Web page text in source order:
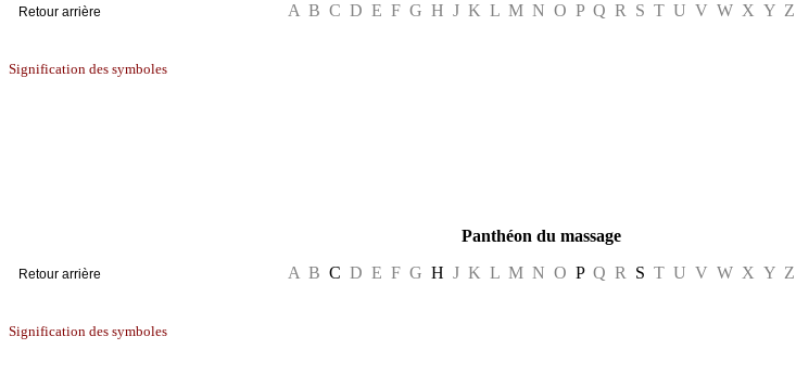
A B C D E F G H J K L M N O P Q R S T U V W X Y Z
Signification des symboles
Panthéon du massage
A B C D E F G H J K L M N O PQ R S T U V W X Y Z
Signification des symboles